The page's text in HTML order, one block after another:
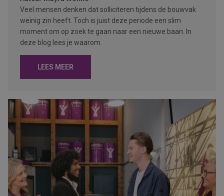
Veel mensen denken dat solliciteren tijdens de bouwvak
weinig zin heeft. Toch is juist deze periode een slim
moment om op zoek te gaan naar een nieuwe baan. In
deze blog lees je waarom.
LEES MEER